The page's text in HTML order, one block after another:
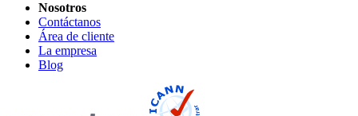
Nosotros
Contáctanos
Área de cliente
La empresa
Blog